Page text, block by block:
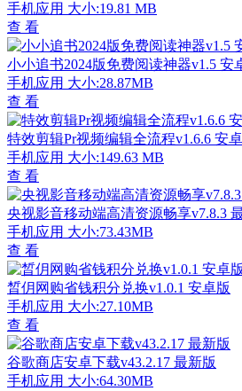
手机应用 大小:19.81 MB
查 看
小小追书2024版免费阅读神器v1.5 安
手机应用 大小:28.87MB
查 看
特效剪辑Pr视频编辑全流程v1.6.6 安
手机应用 大小:149.63 MB
查 看
央视影音移动端高清资源畅享v7.8.3
手机应用 大小:73.43MB
查 看
晳仴网购省钱积分兑换v1.0.1 安卓版
手机应用 大小:27.10MB
查 看
谷歌商店安卓下载v43.2.17 最新版
手机应用 大小:64.30MB